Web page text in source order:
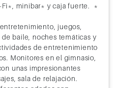
Fi*, minibar* y caja fuerte. *
juegos,
baile, noches temáticas y
de entretenimiento
Monitores en el gimnasio,
unas impresionantes
sala de relajación.